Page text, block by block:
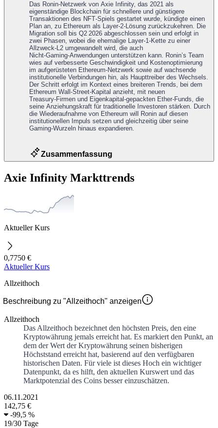
Das Ronin‑Netzwerk von Axie Infinity, das 2021 als
eigenständige Blockchain für schnellere und günstigere
Transaktionen des NFT‑Spiels gestartet wurde, kündigte einen
Plan an, zu Ethereum als Layer‑2‑Lösung zurückzukehren. Die
Migration soll bis Q2 2026 abgeschlossen sein und erfolgt in
zwei Phasen, wobei die ehemalige Layer‑1‑Kette zu einer
Allzweck‑L2 umgewandelt wird, die auch
Nicht‑Gaming‑Anwendungen unterstützen kann. Ronin’s Team
wies auf verbesserte Geschwindigkeit und Kostenoptimierung
im aufgerüsteten Ethereum‑Netzwerk sowie auf wachsende
institutionelle Verbindungen hin, als Haupttreiber des Wechsels.
Der Schritt erfolgt im Kontext eines breiteren Trends, bei dem
Ethereum Wall‑Street‑Kapital anzieht, mit neuen
Treasury‑Firmen und Eigenkapital‑gepackten Ether‑Funds, die
seine Anziehungskraft für traditionelle Investoren stärken. Durch
die Wiederaufnahme von Ethereum will Ronin auf diesen
institutionellen Impuls setzen und gleichzeitig über seine
Gaming‑Wurzeln hinaus expandieren.
Zusammenfassung
Axie Infinity Markttrends
Aktueller Kurs
0,7750 €
Aktueller Kurs
Allzeithoch
Beschreibung zu "Allzeithoch" anzeigen
Allzeithoch
Das Allzeithoch bezeichnet den höchsten Preis, den eine
Kryptowährung jemals erreicht hat. Es markiert den Punkt, an
dem der Wert der Kryptowährung seinen bisherigen
Höchststand erreicht hat, basierend auf den verfügbaren
historischen Daten. Für viele ist dieses Hoch ein wichtiger
Datenpunkt, da es hilft, den aktuellen Kurswert und das
Marktpotenzial des Coins besser einzuschätzen.
06.11.2021
142,75 €
-99,5 %
19/30 Tage